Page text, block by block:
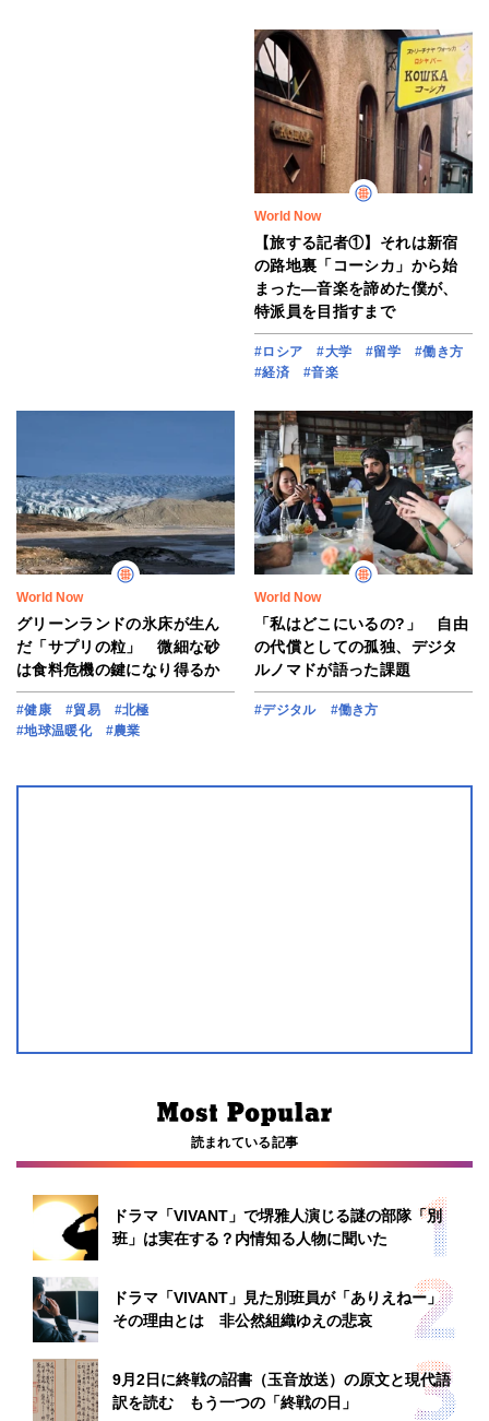
World Now
【旅する記者①】それは新宿
の路地裏「コーシカ」から始
まった―音楽を諦めた僕が、
特派員を目指すまで
#ロシア #大学 #留学
#働き方
#経済
#音楽
World Now
グリーンランドの氷床が生ん
だ「サプリの粒」 微細な砂
は食料危機の鍵になり得るか
#健康 #貿易
#北極
#地球温暖化
#農業
World Now
「私はどこにいるの?」 自由
の代償としての孤独、デジタ
ルノマドが語った課題
#デジタル #働き方
読まれている記事
ドラマ「VIVANT」で堺雅人演じる謎の部隊「別
班」は実在する？内情知る人物に聞いた
ドラマ「VIVANT」見た別班員が「ありえねー」
その理由とは 非公然組織ゆえの悲哀
9月2日に終戦の詔書（玉音放送）の原文と現代語
訳を読む もう一つの「終戦の日」